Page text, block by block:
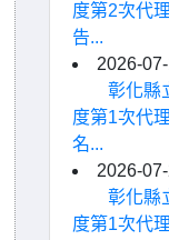
度第2次代
告...
2026-
彰化縣
度第1次代
名...
2026-
彰化縣
度第1次代